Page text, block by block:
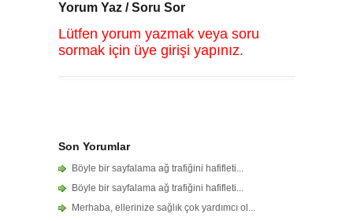
Yorum Yaz / Soru Sor
Lütfen yorum yazmak veya soru
sormak için üye girişi yapınız.
Son Yorumlar
Böyle bir sayfalama ağ trafiğini hafifleti...
Böyle bir sayfalama ağ trafiğini hafifleti...
Merhaba, ellerinize sağlık çok yardımcı ol...